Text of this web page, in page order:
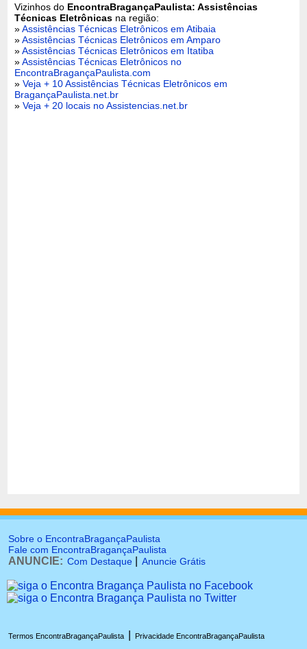
Vizinhos do EncontraBragançaPaulista: Assistências
Técnicas Eletrônicas na região:
»Assistências Técnicas Eletrônicos em Atibaia
»Assistências Técnicas Eletrônicos em Amparo
»Assistências Técnicas Eletrônicos em Itatiba
»Assistências Técnicas Eletrônicos no
EncontraBragançaPaulista.com
»Veja + 10 Assistências Técnicas Eletrônicos em
BragançaPaulista.net.br
»Veja + 20 locais no Assistencias.net.br
Sobre o EncontraBragançaPaulista
Fale com EncontraBragançaPaulista
ANUNCIE: Com Destaque Anuncie Grátis
Termos EncontraBragançaPaulista Privacidade EncontraBragançaPaulista